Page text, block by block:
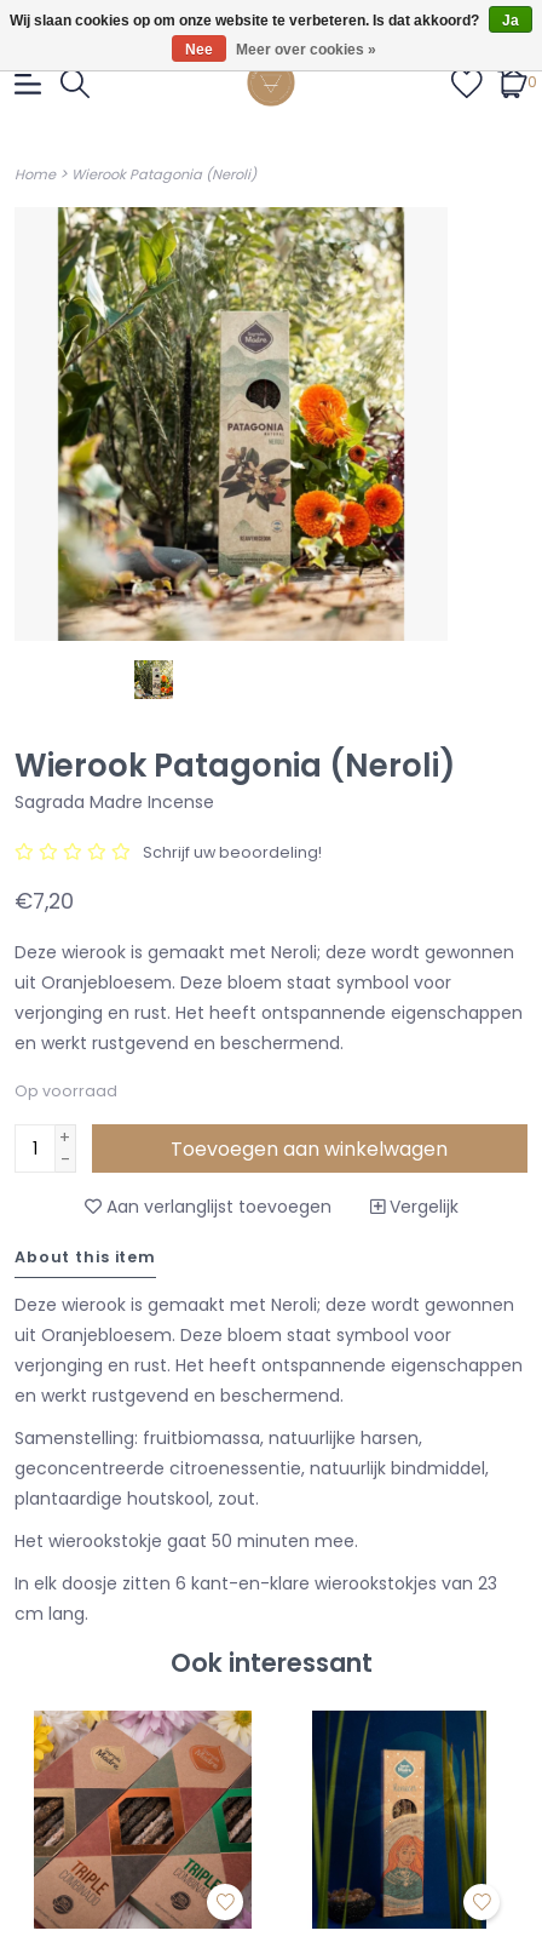
Gratis verzendig vanaf €55.
0
Home> Wierook Patagonia (Neroli)
Wierook Patagonia (Neroli)
Sagrada Madre Incense
Schrijf uw beoordeling!
€7,20
Deze wierook is gemaakt met Neroli; deze wordt gewonnen
uit Oranjebloesem. Deze bloem staat symbool voor
verjonging en rust. Het heeft ontspannende eigenschappen
en werkt rustgevend en beschermend.
Op voorraad
+
-
Toevoegen aan winkelwagen
Aan verlanglijst toevoegen Vergelijk
About this item
Deze wierook is gemaakt met Neroli; deze wordt gewonnen
uit Oranjebloesem. Deze bloem staat symbool voor
verjonging en rust. Het heeft ontspannende eigenschappen
en werkt rustgevend en beschermend.
Samenstelling: fruitbiomassa, natuurlijke harsen,
geconcentreerde citroenessentie, natuurlijk bindmiddel,
plantaardige houtskool, zout.
Het wierookstokje gaat 50 minuten mee.
In elk doosje zitten 6 kant-en-klare wierookstokjes van 23
cm lang.
Ook interessant
Wij slaan cookies op om onze website te verbeteren. Is dat akkoord?
Ja
Nee
Meer over cookies »